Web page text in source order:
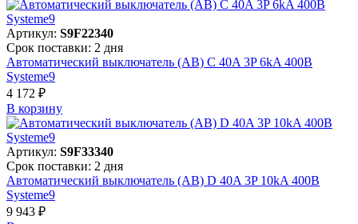
Артикул: S9F22340
Срок поставки: 2 дня
Автоматический выключатель (АВ) C 40A 3P 6kA 400В
Systeme9
4 172 ₽
В корзинy
Артикул: S9F33340
Срок поставки: 2 дня
Автоматический выключатель (АВ) D 40A 3P 10kA 400В
Systeme9
9 943 ₽